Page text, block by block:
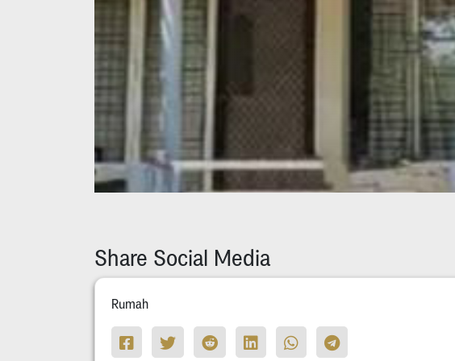
Share Social Media
Rumah